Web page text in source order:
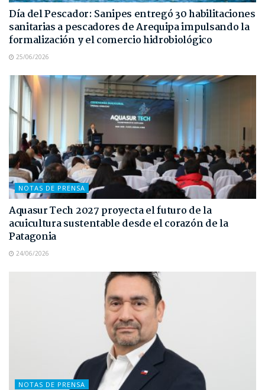
Día del Pescador: Sanipes entregó 30 habilitaciones
sanitarias a pescadores de Arequipa impulsando la
formalización y el comercio hidrobiológico
25/06/2026
NOTAS DE PRENSA
Aquasur Tech 2027 proyecta el futuro de la
acuicultura sustentable desde el corazón de la
Patagonia
24/06/2026
NOTAS DE PRENSA